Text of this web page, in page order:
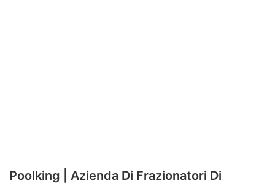
Poolking | Azienda Di Frazionatori Di